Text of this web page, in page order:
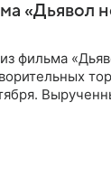
«Дьявол
фильма